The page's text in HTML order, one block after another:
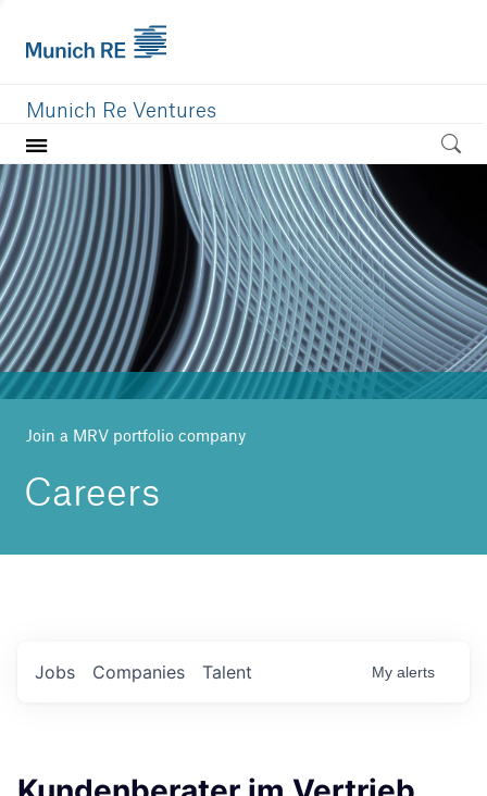
Munich Re Ventures
Home
Our value
Portfolio
Investment areas
Team
News
Join a MRV portfolio company
Careers
Jobs Companies Talent My alerts